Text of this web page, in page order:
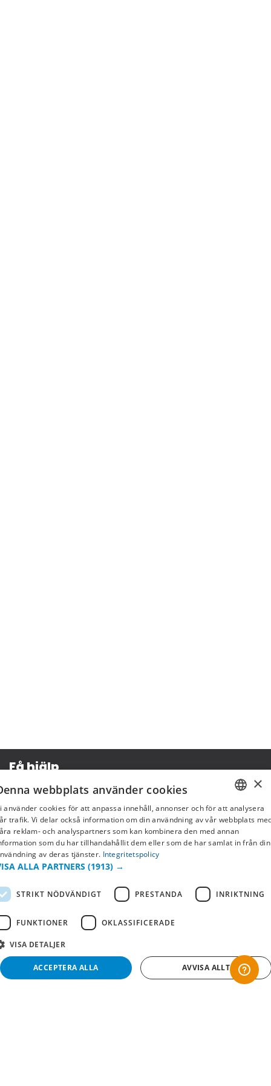
Få hjälp
Köpvillkor
Leverans & betalning
Returer & byten
Vanliga frågor
Om oss
Företagsinformation
SWEDISH
FI
×
webbplats använder cookies
använder cookies för att anpassa innehåll, annonser och för att analysera
trafik. Vi delar också information om din användning av vår webbplats
reklam- och analyspartners som kan kombinera den med annan
som du har tillhandahållit dem eller som de har samlat in från din
av deras tjänster. Integritetspolicy
ALLA PARTNERS (1913) →
STRIKT NÖDVÄNDIGT PRESTANDA INRIKTNING
FUNKTIONER OKLASSIFICERADE
VISA DETALJER
ACCEPTERA ALLA AVVISA ALLT